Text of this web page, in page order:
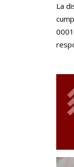
La